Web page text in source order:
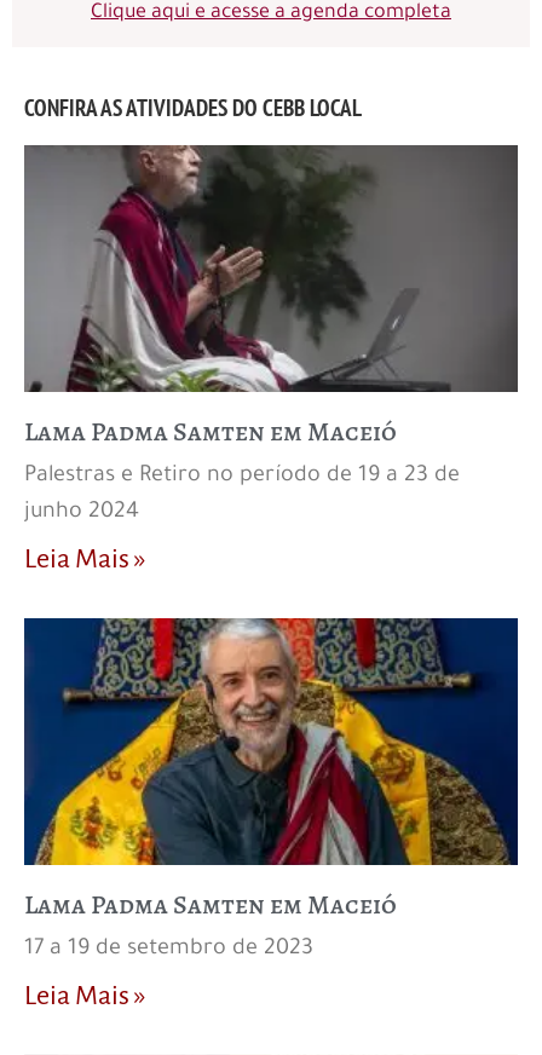
Clique aqui e acesse a agenda completa
CONFIRA AS ATIVIDADES DO CEBB LOCAL
Lama Padma Samten em Maceió
Palestras e Retiro no período de 19 a 23 de
junho 2024
Leia Mais »
Lama Padma Samten em Maceió
17 a 19 de setembro de 2023
Leia Mais »